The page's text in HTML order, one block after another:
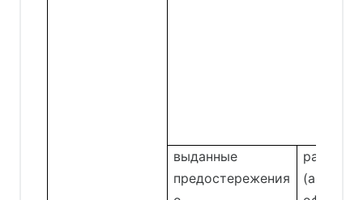
выданные
предостережения